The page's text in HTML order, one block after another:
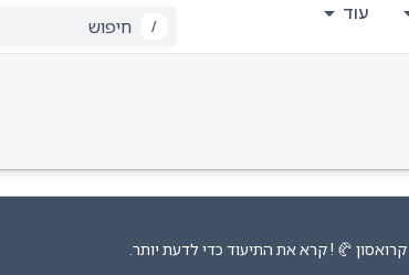
עוד
/
🥐 ! קרא את התיעוד כדי לדעת יותר.